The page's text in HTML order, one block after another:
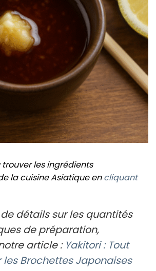
trouver les ingrédients
la cuisine Asiatique encliquant
détails sur les quantités
de préparation,
article : Yakitori : Tout
les Brochettes Japonaises